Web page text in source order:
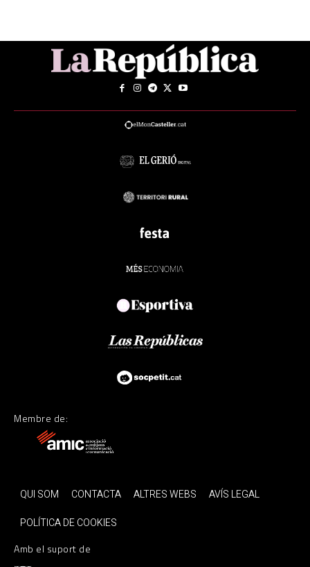
Membre de:
QUI SOM CONTACTA ALTRES WEBS
AVÍS LEGAL
POLÍTICA DE COOKIES
Amb el suport de